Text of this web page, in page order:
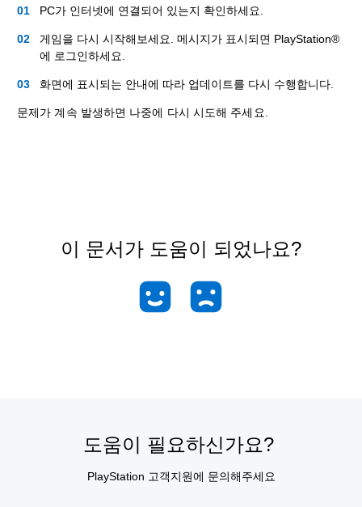
PC가 인터넷에 연결되어 있는지 확인하세요.
게임을 다시 시작해보세요. 메시지가 표시되면 PlayStation®
에 로그인하세요.
화면에 표시되는 안내에 따라 업데이트를 다시 수행합니다.
문제가 계속 발생하면 나중에 다시 시도해 주세요.
이 문서가 도움이 되었나요?
도움이 필요하신가요?
PlayStation 고객지원에 문의해주세요